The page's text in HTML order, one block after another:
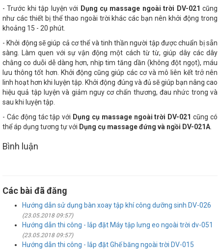
- Trước khi tập luyện với Dụng cụ massage ngoài trời DV-021 cũng
như các thiết bị thể thao ngoài trời khác các bạn nên khởi động trong
khoảng 15 - 20 phút.
- Khởi động sẽ giúp cả cơ thể và tinh thần người tập được chuẩn bị sẵn
sàng. Làm quen với sự vận động một cách từ từ, giúp dây các dây
chằng co duỗi dễ dàng hơn, nhịp tim tăng dần (không đột ngọt), máu
lưu thông tốt hơn. Khởi động cũng giúp các cơ và mô liên kết trở nên
linh hoạt hơn khi luyện tập. Khởi động đúng và đủ sẽ giúp bạn nâng cao
hiệu quả tập luyện và giảm nguy cơ chấn thương, đau nhức trong và
sau khi luyện tập.
- Các động tác tập với Dụng cụ massage ngoài trời DV-021 cũng có
thể áp dụng tương tự với Dụng cụ massage đứng và ngồi DV-021A
Bình luận
Các bài đã đăng
Hướng dẫn sử dụng bàn xoay tập khí công dưỡng sinh DV-026
(23.05.2018 09:57)
Hướng dẫn thi công - lắp đặt Máy tập lưng eo ngoài trời dv-051
(23.05.2018 09:57)
Hướng dẫn thi công - lắp đặt Ghế băng ngoài trời DV-015